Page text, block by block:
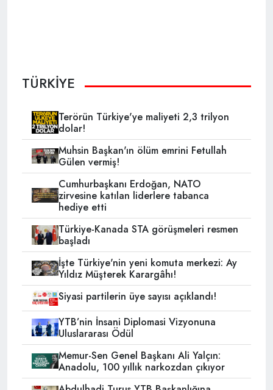
TÜRKİYE
Terörün Türkiye'ye maliyeti 2,3 trilyon
dolar!
Muhsin Başkan'ın ölüm emrini Fetullah
Gülen vermiş!
Cumhurbaşkanı Erdoğan, NATO
zirvesine katılan liderlere tabanca
hediye etti
Türkiye-Kanada STA görüşmeleri resmen
başladı
İşte Türkiye'nin yeni komuta merkezi: Ay
Yıldız Müşterek Karargâhı!
Siyasi partilerin üye sayısı açıklandı!
YTB’nin İnsani Diplomasi Vizyonuna
Uluslararası Ödül
Memur-Sen Genel Başkanı Ali Yalçın:
Anadolu, 100 yıllık narkozdan çıkıyor